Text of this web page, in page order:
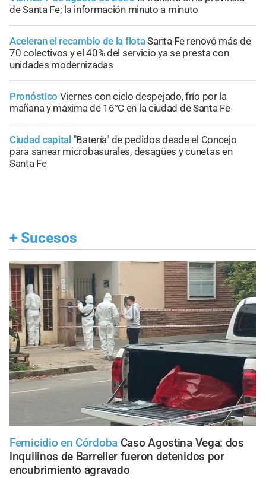
de Santa Fe; la información minuto a minuto
Aceleran el recambio de la flotaSanta Fe renovó más de
70 colectivos y el 40% del servicio ya se presta con
unidades modernizadas
Pronóstico Viernes con cielo despejado, frío por la
mañana y máxima de 16°C en la ciudad de Santa Fe
Ciudad capital "Batería" de pedidos desde el Concejo
para sanear microbasurales, desagües y cunetas en
Santa Fe
+ Sucesos
Femicidio en Córdoba Caso Agostina Vega: dos
inquilinos de Barrelier fueron detenidos por
encubrimiento agravado